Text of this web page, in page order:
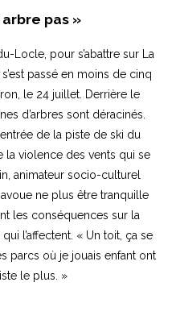
pas »
Locle, pour s’abattre sur La
passé en moins de cinq
le 24 juillet. Derrière le
d’arbres sont déracinés.
de la piste de ski du
la violence des vents qui se
animateur socio-culturel
avoue ne plus être tranquille
les conséquences sur la
l’affectent. « Un toit, ça se
parcs où je jouais enfant ont
le plus. »